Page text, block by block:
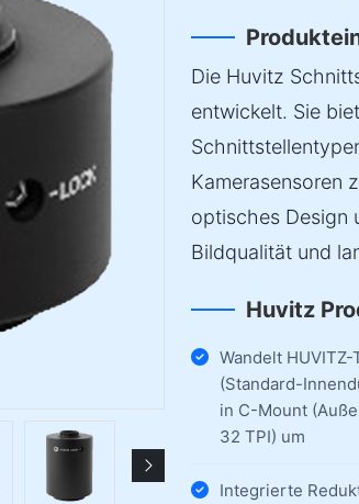
Die Huvitz
entwickelt. Sie
Kamerasensoren
optisches Design
Bildqualität und
Huvitz
Wandelt
(Standard-
in C-Mount
32 TPI) um
Integrierte